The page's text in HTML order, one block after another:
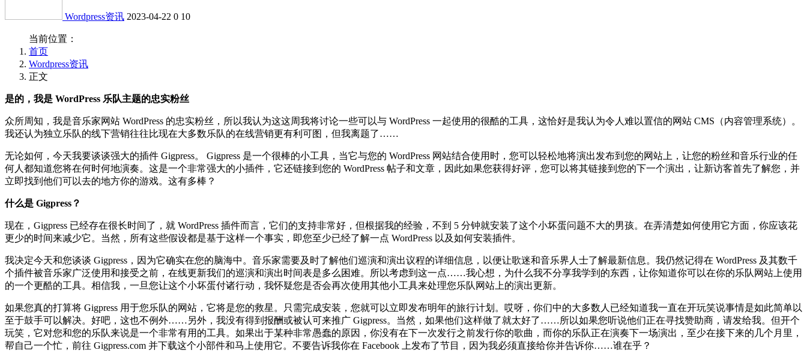
Wordpress资讯 2023-04-22 0 10
当前位置：
首页
Wordpress资讯
正文
是的，我是 WordPress 乐队主题的忠实粉丝
众所周知，我是音乐家网站 WordPress 的忠实粉丝，所以我认为这这周我将讨论一些可以与 WordPress 一起使用的很酷的工具，这恰好是我认为令人难以置信的网站 CMS（内容管理系统）。
我还认为独立乐队的线下营销往往比现在大多数乐队的在线营销更有利可图，但我离题了……
无论如何，今天我要谈谈强大的插件 Gigpress。 Gigpress 是一个很棒的小工具，当它与您的 WordPress 网站结合使用时，您可以轻松地将演出发布到您的网站上，让您的粉丝和音乐行业的任
何人都知道您将在何时何地演奏。这是一个非常强大的小插件，它还链接到您的 WordPress 帖子和文章，因此如果您获得好评，您可以将其链接到您的下一个演出，让新访客首先了解您，并
立即找到他们可以去的地方你的游戏。这有多棒？
什么是 Gigpress？
现在，Gigpress 已经存在很长时间了，就 WordPress 插件而言，它们的支持非常好，但根据我的经验，不到 5 分钟就安装了这个小坏蛋问题不大的男孩。在弄清楚如何使用它方面，你应该花
更少的时间来减少它。当然，所有这些假设都是基于这样一个事实，即您至少已经了解一点 WordPress 以及如何安装插件。
我决定今天和您谈谈 Gigpress，因为它确实在您的脑海中。音乐家需要及时了解他们巡演和演出议程的详细信息，以便让歌迷和音乐界人士了解最新信息。我仍然记得在 WordPress 及其数千
个插件被音乐家广泛使用和接受之前，在线更新我们的巡演和演出时间表是多么困难。所以考虑到这一点……我心想，为什么我不分享我学到的东西，让你知道你可以在你的乐队网站上使用
的一个更酷的工具。相信我，一旦您让这个小坏蛋付诸行动，我怀疑您是否会再次使用其他小工具来处理您乐队网站上的演出更新。
如果您真的打算将 Gigpress 用于您乐队的网站，它将是您的救星。只需完成安装，您就可以立即发布明年的旅行计划。哎呀，你们中的大多数人已经知道我一直在开玩笑说事情是如此简单以
至于鼓手可以解决。好吧，这也不例外……另外，我没有得到报酬或被认可来推广 Gigpress。当然，如果他们这样做了就太好了……所以如果您听说他们正在寻找赞助商，请发给我。但开个
玩笑，它对您和您的乐队来说是一个非常有用的工具。如果出于某种非常愚蠢的原因，你没有在下一次发行之前发行你的歌曲，而你的乐队正在演奏下一场演出，至少在接下来的几个月里，
帮自己一个忙，前往 Gigpress.com 并下载这个小部件和马上使用它。不要告诉我你在 Facebook 上发布了节目，因为我必须直接给你并告诉你……谁在乎？